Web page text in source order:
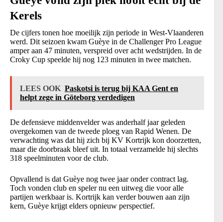
Kerels
De cijfers tonen hoe moeilijk zijn periode in West-Vlaanderen
werd. Dit seizoen kwam Guèye in de Challenger Pro League
amper aan 47 minuten, verspreid over acht wedstrijden. In de
Croky Cup speelde hij nog 123 minuten in twee matchen.
LEES OOK Paskotsi is terug bij KAA Gent en
helpt zege in Göteborg verdedigen
De defensieve middenvelder was anderhalf jaar geleden
overgekomen van de tweede ploeg van Rapid Wenen. De
verwachting was dat hij zich bij KV Kortrijk kon doorzetten,
maar die doorbraak bleef uit. In totaal verzamelde hij slechts
318 speelminuten voor de club.
Opvallend is dat Guèye nog twee jaar onder contract lag.
Toch vonden club en speler nu een uitweg die voor alle
partijen werkbaar is. Kortrijk kan verder bouwen aan zijn
kern, Guèye krijgt elders opnieuw perspectief.